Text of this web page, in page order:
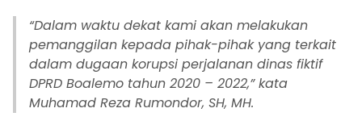
“Dalam waktu dekat kami akan melakukan
pemanggilan kepada pihak-pihak yang terkait
dalam dugaan korupsi perjalanan dinas fiktif
DPRD Boalemo tahun 2020 – 2022,” kata
Muhamad Reza Rumondor, SH, MH.